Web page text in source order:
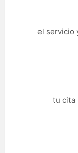
el servicio
tu cita